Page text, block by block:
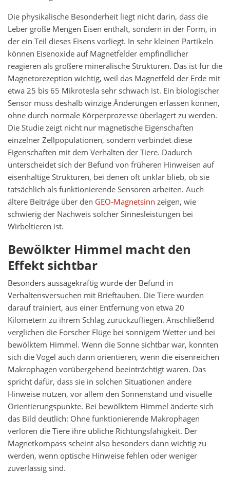
Die physikalische Besonderheit liegt nicht darin, dass die
Leber große Mengen Eisen enthält, sondern in der Form, in
der ein Teil dieses Eisens vorliegt. In sehr kleinen Partikeln
können Eisenoxide auf Magnetfelder empfindlicher
reagieren als größere mineralische Strukturen. Das ist für die
Magnetorezeption wichtig, weil das Magnetfeld der Erde mit
etwa 25 bis 65 Mikrotesla sehr schwach ist. Ein biologischer
Sensor muss deshalb winzige Änderungen erfassen können,
ohne durch normale Körperprozesse überlagert zu werden.
Die Studie zeigt nicht nur magnetische Eigenschaften
einzelner Zellpopulationen, sondern verbindet diese
Eigenschaften mit dem Verhalten der Tiere. Dadurch
unterscheidet sich der Befund von früheren Hinweisen auf
eisenhaltige Strukturen, bei denen oft unklar blieb, ob sie
tatsächlich als funktionierende Sensoren arbeiten. Auch
ältere Beiträge über den GEO-Magnetsinn zeigen, wie
schwierig der Nachweis solcher Sinnesleistungen bei
Wirbeltieren ist.
Bewölkter Himmel macht den
Effekt sichtbar
Besonders aussagekräftig wurde der Befund in
Verhaltensversuchen mit Brieftauben. Die Tiere wurden
darauf trainiert, aus einer Entfernung von etwa 20
Kilometern zu ihrem Schlag zurückzufliegen. Anschließend
verglichen die Forscher Flüge bei sonnigem Wetter und bei
bewölktem Himmel. Wenn die Sonne sichtbar war, konnten
sich die Vögel auch dann orientieren, wenn die eisenreichen
Makrophagen vorübergehend beeinträchtigt waren. Das
spricht dafür, dass sie in solchen Situationen andere
Hinweise nutzen, vor allem den Sonnenstand und visuelle
Orientierungspunkte. Bei bewölktem Himmel änderte sich
das Bild deutlich: Ohne funktionierende Makrophagen
verloren die Tiere ihre übliche Richtungsfähigkeit. Der
Magnetkompass scheint also besonders dann wichtig zu
werden, wenn optische Hinweise fehlen oder weniger
zuverlässig sind.